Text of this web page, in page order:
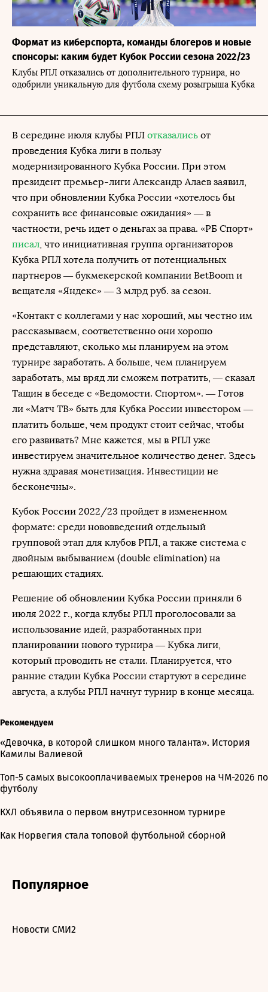
Формат из киберспорта, команды блогеров и новые
спонсоры: каким будет Кубок России сезона 2022/23
Клубы РПЛ отказались от дополнительного турнира, но
одобрили уникальную для футбола схему розыгрыша Кубка
В середине июля клубы РПЛ отказались от
проведения Кубка лиги в пользу
модернизированного Кубка России. При этом
президент премьер-лиги Александр Алаев заявил,
что при обновлении Кубка России «хотелось бы
сохранить все финансовые ожидания» — в
частности, речь идет о деньгах за права. «РБ Спорт»
писал, что инициативная группа организаторов
Кубка РПЛ хотела получить от потенциальных
партнеров — букмекерской компании BetBoom и
вещателя «Яндекс» — 3 млрд руб. за сезон.
«Контакт с коллегами у нас хороший, мы честно им
рассказываем, соответственно они хорошо
представляют, сколько мы планируем на этом
турнире заработать. А больше, чем планируем
заработать, мы вряд ли сможем потратить, — сказал
Тащин в беседе с «Ведомости. Спортом». — Готов
ли «Матч ТВ» быть для Кубка России инвестором —
платить больше, чем продукт стоит сейчас, чтобы
его развивать? Мне кажется, мы в РПЛ уже
инвестируем значительное количество денег. Здесь
нужна здравая монетизация. Инвестиции не
бесконечны».
Кубок России 2022/23 пройдет в измененном
формате: среди нововведений отдельный
групповой этап для клубов РПЛ, а также система с
двойным выбыванием (double elimination) на
решающих стадиях.
Решение об обновлении Кубка России приняли 6
июля 2022 г., когда клубы РПЛ проголосовали за
использование идей, разработанных при
планировании нового турнира — Кубка лиги,
который проводить не стали. Планируется, что
ранние стадии Кубка России стартуют в середине
августа, а клубы РПЛ начнут турнир в конце месяца.
Рекомендуем
«Девочка, в которой слишком много таланта». История
Камилы Валиевой
Топ-5 самых высокооплачиваемых тренеров на ЧМ-2026 по
футболу
КХЛ объявила о первом внутрисезонном турнире
Как Норвегия стала топовой футбольной сборной
Популярное
Новости СМИ2